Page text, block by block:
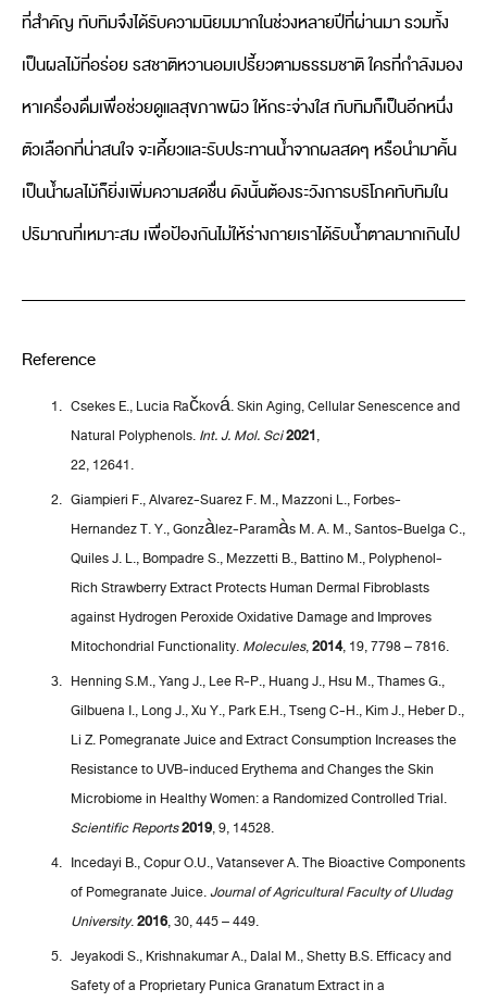
ที่สำคัญ ทับทิมจึงได้รับความนิยมมากในช่วงหลายปีที่ผ่านมา รวมทั้ง
เป็นผลไม้ที่อร่อย รสชาติหวานอมเปรี้ยวตามธรรมชาติ ใครที่กำลังมอง
หาเครื่องดื่มเพื่อช่วยดูแลสุขภาพผิว ให้กระจ่างใส ทับทิมก็เป็นอีกหนึ่ง
ตัวเลือกที่น่าสนใจ จะเคี้ยวและรับประทานน้ำจากผลสดๆ หรือนำมาคั้น
เป็นน้ำผลไม้ก็ยิ่งเพิ่มความสดชื่น ดังนั้นต้องระวังการบริโภคทับทิมใน
ปริมาณที่เหมาะสม เพื่อป้องกันไม่ให้ร่างกายเราได้รับน้ำตาลมากเกินไป
Reference
Csekes E., Lucia Račková. Skin Aging, Cellular Senescence and
Natural Polyphenols. Int. J. Mol. Sci2021,
22, 12641.
Giampieri F., Alvarez-Suarez F. M., Mazzoni L., Forbes-
Hernandez T. Y., Gonzàlez-Paramàs M. A. M., Santos-Buelga C.,
Quiles J. L., Bompadre S., Mezzetti B., Battino M., Polyphenol-
Rich Strawberry Extract Protects Human Dermal Fibroblasts
against Hydrogen Peroxide Oxidative Damage and Improves
Mitochondrial Functionality. Molecules,2014, 19, 7798 – 7816.
Henning S.M., Yang J., Lee R-P., Huang J., Hsu M., Thames G.,
Gilbuena I., Long J., Xu Y., Park E.H., Tseng C-H., Kim J., Heber D.,
Li Z. Pomegranate Juice and Extract Consumption Increases the
Resistance to UVB-induced Erythema and Changes the Skin
Microbiome in Healthy Women: a Randomized Controlled Trial.
Scientific Reports2019, 9, 14528.
Incedayi B., Copur O.U., Vatansever A. The Bioactive Components
of Pomegranate Juice.Journal of Agricultural Faculty of Uludag
University.2016, 30, 445 – 449.
Jeyakodi S., Krishnakumar A., Dalal M., Shetty B.S. Efficacy and
Safety of a Proprietary Punica Granatum Extract in a